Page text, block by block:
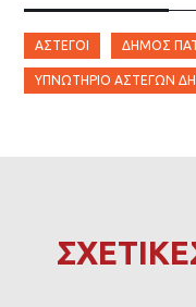
ΆΣΤΕΓΟΙ ΔΉΜΟΣ
ΥΠΝΩΤΉΡΙΟ ΑΣΤΈΓΩΝ